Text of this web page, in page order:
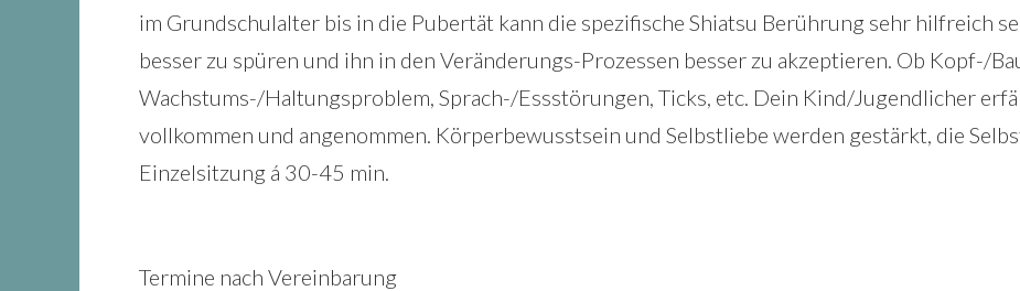
im Grundschulalter bis in die Pubertät kann die spezifische Shiatsu Berührung sehr hilfreich
besser zu spüren und ihn in den Veränderungs-Prozessen besser zu akzeptieren. Ob Kopf-/
Wachstums-/Haltungsproblem, Sprach-/Essstörungen, Ticks, etc. Dein Kind/Jugendlicher
vollkommen und angenommen. Körperbewusstsein und Selbstliebe werden gestärkt, die
Einzelsitzung á 30-45 min.
Termine nach Vereinbarung